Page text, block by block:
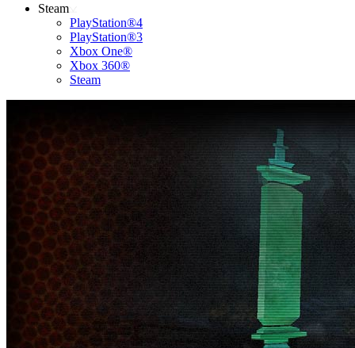
Steam
PlayStation®4
PlayStation®3
Xbox One®
Xbox 360®
Steam